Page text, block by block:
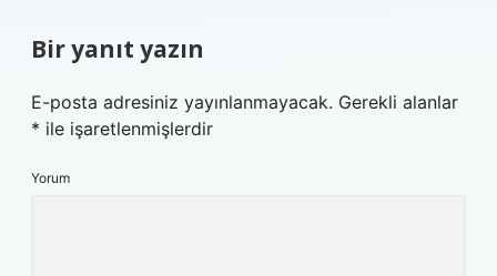
Bir yanıt yazın
E-posta adresiniz yayınlanmayacak. Gerekli alanlar
* ile işaretlenmişlerdir
Yorum